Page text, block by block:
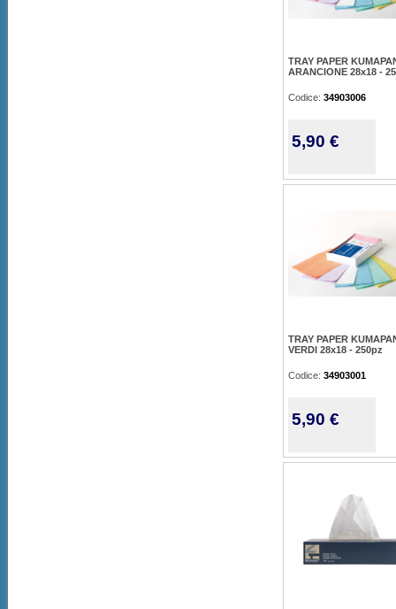
TRAY PAPER
ARANCIONE 28x18 -
Codice: 34903006
5,90 €
TRAY PAPER
VERDI 28x18 - 250pz
Codice: 34903001
5,90 €